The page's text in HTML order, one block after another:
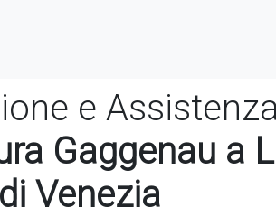
e
Gaggenau a
di Venezia